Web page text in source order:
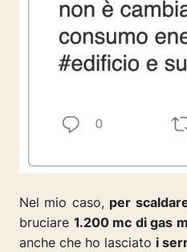
Nel mio caso, per
bruciare 1.200 mc di gas
anche che ho lasciato i